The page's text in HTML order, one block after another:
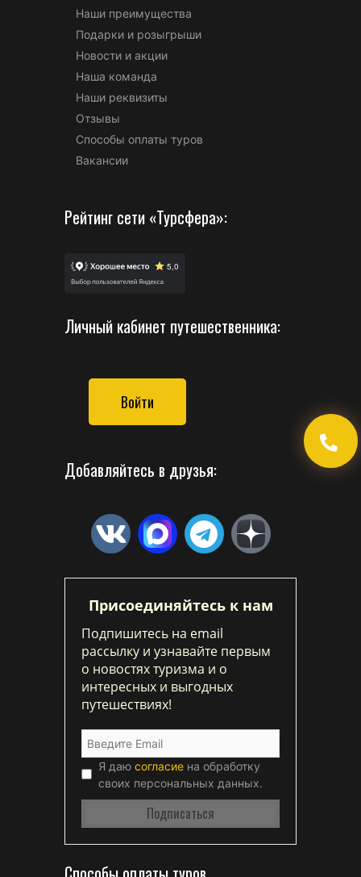
Наши преимущества
Подарки и розыгрыши
Новости и акции
Наша команда
Наши реквизиты
Отзывы
Способы оплаты туров
Вакансии
Рейтинг сети «Турсфера»:
Личный кабинет путешественника:
Войти
Добавляйтесь в друзья:
Присоединяйтесь к нам
Подпишитесь на email
рассылку и узнавайте первым
о новостях туризма и о
интересных и выгодных
путешествиях!
Я даю согласие на обработку
своих персональных данных.